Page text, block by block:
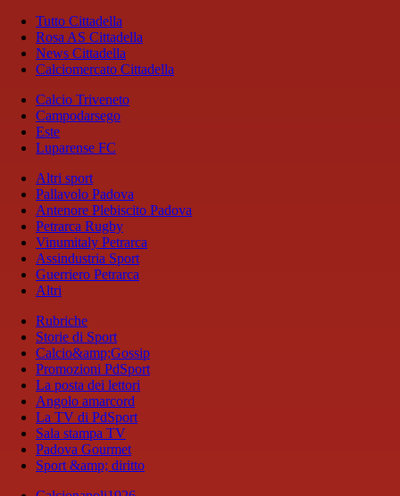
Tutto Cittadella
Rosa AS Cittadella
News Cittadella
Calciomercato Cittadella
Calcio Triveneto
Campodarsego
Este
Luparense FC
Altri sport
Pallavolo Padova
Antenore Plebiscito Padova
Petrarca Rugby
Vinumitaly Petrarca
Assindustria Sport
Guerriero Petrarca
Altri
Rubriche
Storie di Sport
Calcio&amp;Gossip
Promozioni PdSport
La posta dei lettori
Angolo amarcord
La TV di PdSport
Sala stampa TV
Padova Gourmet
Sport &amp; diritto